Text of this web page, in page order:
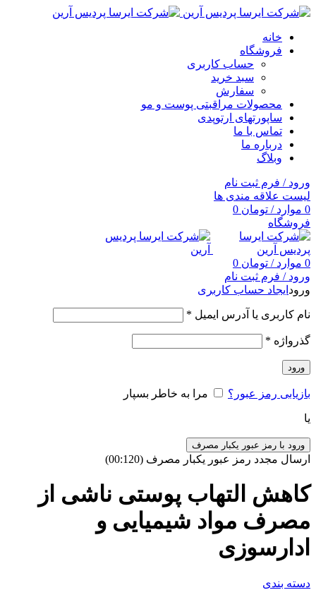
خانه
فروشگاه
حساب کاربری
سبد خرید
سفارش
محصولات مراقبتی پوست و مو
ساپورتهای ارتوپدی
تماس با ما
درباره ما
وبلاگ
ورود / فرم ثبت نام
لیست علاقه مندی ها
0 موارد / تومان
فروشگاه
0 موارد / تومان
ورود / فرم ثبت نام
ورود ایجاد حساب کاربری
نام کاربری یا آدرس ایمیل *
گذرواژه *
ورود
بازیابی رمز عبور؟ مرا به خاطر بسپار
یا
ورود با رمز عبور یکبار مصرف
ارسال مجدد رمز عبور یکبار مصرف (00:
120
)
کاهش التهاب پوستی ناشی از
مصرف مواد شیمیایی و
ادارسوزی
دسته بندی